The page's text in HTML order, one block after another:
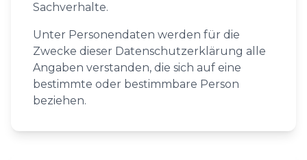
Sachverhalte.
Unter Personendaten werden für die
Zwecke dieser Datenschutzerklärung alle
Angaben verstanden, die sich auf eine
bestimmte oder bestimmbare Person
beziehen.